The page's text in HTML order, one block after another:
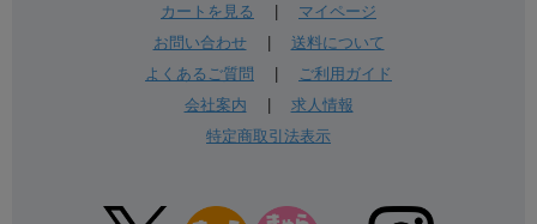
カートを見る
マイページ
お問い合わせ| 送料について
よくあるご質問
ご利用ガイド
会社案内
求人情報
特定商取引法表示